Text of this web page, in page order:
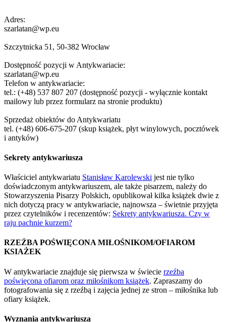
Adres:
szarlatan@wp.eu
Szczytnicka 51, 50-382 Wrocław
Dostępność pozycji w Antykwariacie:
szarlatan@wp.eu
Telefon w antykwariacie:
tel.: (+48) 537 807 207 (dostępność pozycji - wyłącznie kontakt
mailowy lub przez formularz na stronie produktu)
Sprzedaż obiektów do Antykwariatu
tel. (+48) 606-675-207 (skup książek, płyt winylowych, pocztówek
i antyków)
Sekrety antykwariusza
Właściciel antykwariatu Stanisław Karolewski jest nie tylko
doświadczonym antykwariuszem, ale także pisarzem, należy do
Stowarzyszenia Pisarzy Polskich, opublikował kilka książek dwie z
nich dotyczą pracy w antykwariacie, najnowsza – świetnie przyjęta
przez czytelników i recenzentów: Sekrety antykwariusza. Czy w
raju pachnie kurzem?
RZEŹBA POŚWIĘCONA MIŁOŚNIKOM/OFIAROM
KSIAŻEK
W antykwariacie znajduje się pierwsza w świecie rzeźba
poświęcona ofiarom oraz miłośnikom książek. Zapraszamy do
fotografowania się z rzeźbą i zajęcia jednej ze stron – miłośnika lub
ofiary książek.
Wyznania antykwariusza